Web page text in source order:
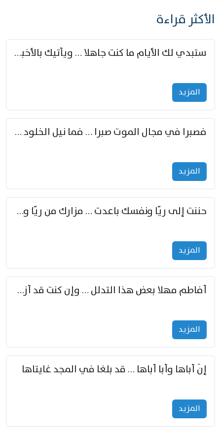
الأكثر قراءة
ستبدي لك الأيام ما كنت جاهلا … ويأتيك بالأخبار من لم تزوّد
المزید
فصبرا في مجال الموت صبرا … فما نيل الخلود بمستطاع
المزید
حننت إلى ريّا ونفسك باعدت … مزارك من ريّا وشعباكما معا
المزید
أفاطم مهلا بعض هذا التدلل … وإن كنت قد أزمعت صرمي فأجملي
المزید
إنّ أباها وأبا أباها … قد بلغا في المجد غايتاها
المزید